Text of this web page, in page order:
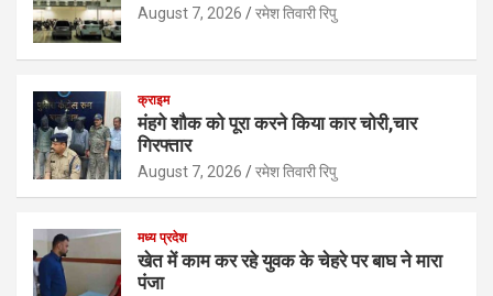
August 7, 2026 रमेश तिवारी रिपु
क्राइम
मंहगे शौक को पूरा करने किया कार चोरी,चार
गिरफ्तार
August 7, 2026 रमेश तिवारी रिपु
मध्य प्रदेश
खेत में काम कर रहे युवक के चेहरे पर बाघ ने मारा
पंजा